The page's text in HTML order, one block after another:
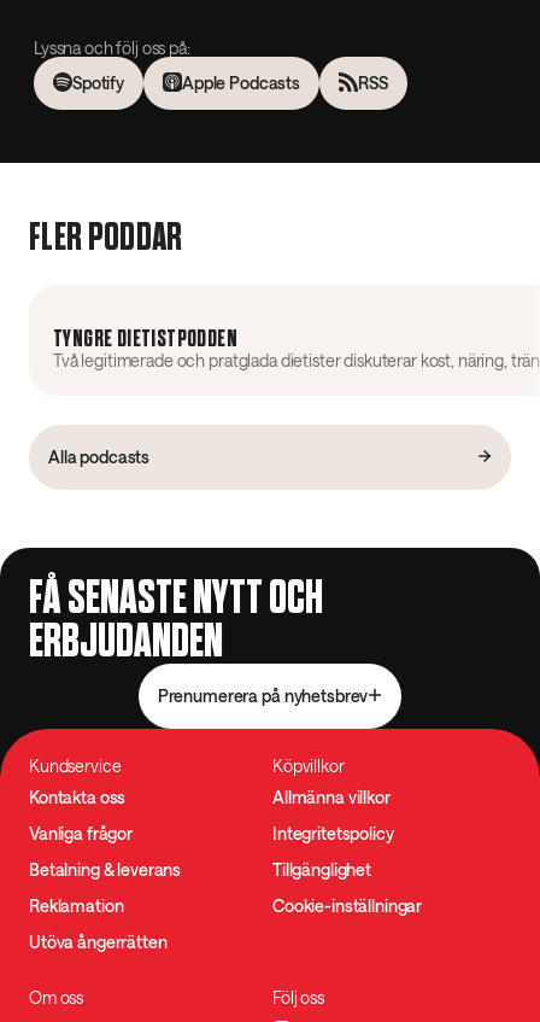
Lyssna och följ oss på:
Spotify
Apple Podcasts RSS
FLER PODDAR
TYNGRE DIETISTPODDEN
Alla podcasts
FÅ SENASTE NYTT OCH
ERBJUDANDEN
Prenumerera på nyhetsbrev
Kundservice
Kontakta oss
Vanliga frågor
Betalning & leverans
Reklamation
Utöva ångerrätten
Köpvillkor
Allmänna villkor
Integritetspolicy
Tillgänglighet
Cookie-inställningar
Om oss
Följ oss